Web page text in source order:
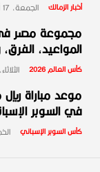
أخبار الزمالك الجمعة، 17 أبريل، 2026
المواعيد،
كأس العالم 2026 الثلاثاء، 7 أبريل، 2026
موعد مباراة
في السوبر الإسباني 2026 والقنوات
كأس السوبر الإسباني